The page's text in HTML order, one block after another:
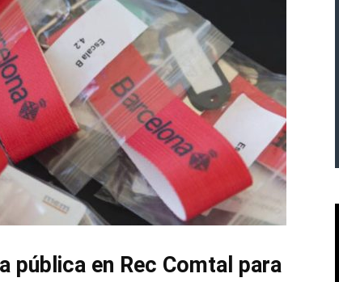
pública en Rec Comtal para